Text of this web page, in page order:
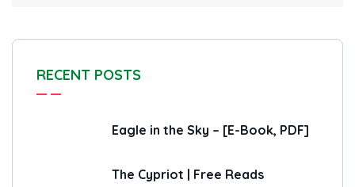
RECENT POSTS
Eagle in the Sky – [E-Book, PDF]
The Cypriot | Free Reads